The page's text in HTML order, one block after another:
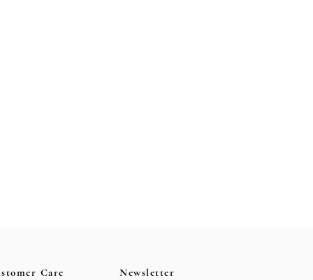
Care Newsletter